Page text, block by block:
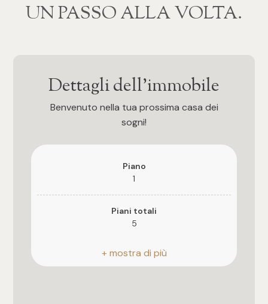
‍‍UN PASSO ALLA VOLTA.
Dettagli dell'immobile
Benvenuto nella tua prossima casa dei
sogni!
Piano
1
Piani totali
5
Riscaldamento
Autonomo
5+
Qualsiasi
2